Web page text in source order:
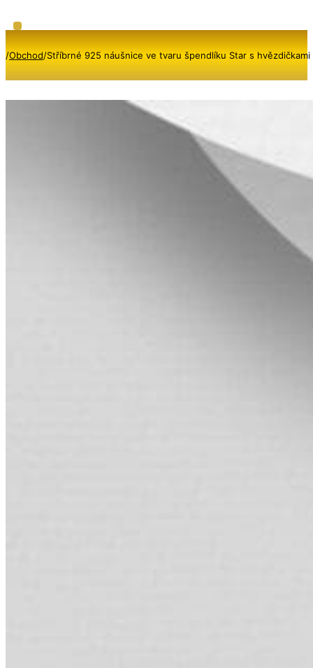
/Obchod/Stříbrné 925 náušnice ve tvaru špendlíku Star s hvězdičkami